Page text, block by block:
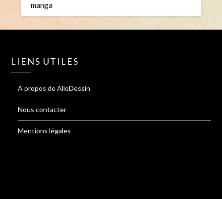
manga
LIENS UTILES
A propos de AlloDessin
Nous contacter
Mentions légales